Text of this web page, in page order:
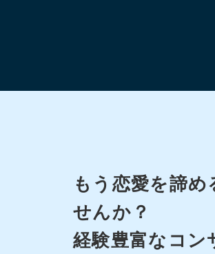
もう恋愛を諦め
せんか？
経験豊富なコン